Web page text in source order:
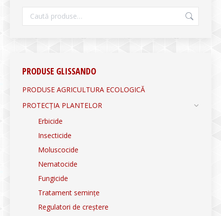
PRODUSE GLISSANDO
PRODUSE AGRICULTURA ECOLOGICĂ
PROTECȚIA PLANTELOR
Erbicide
Insecticide
Moluscocide
Nematocide
Fungicide
Tratament semințe
Regulatori de creștere